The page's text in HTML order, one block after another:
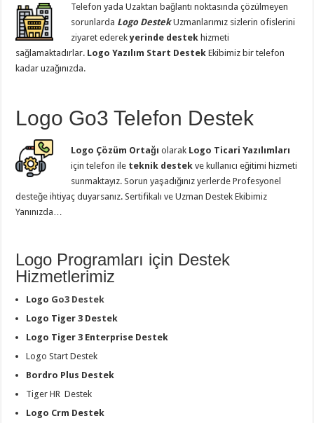
Telefon yada Uzaktan bağlantı noktasında çözülmeyen
sorunlarda Logo DestekUzmanlarımız sizlerin ofislerini
ziyaret ederekyerinde destek hizmeti
sağlamaktadırlar. Logo Yazılım Start Destek Ekibimiz bir telefon
kadar uzağınızda.
Logo Go3 Telefon Destek
Logo Çözüm Ortağı olarak Logo Ticari Yazılımları
için telefon ile teknik destek ve kullanıcı eğitimi hizmeti
sunmaktayız. Sorun yaşadığınız yerlerde Profesyonel
desteğe ihtiyaç duyarsanız. Sertifikalı ve Uzman Destek Ekibimiz
Yanınızda…
Logo Programları için Destek
Hizmetlerimiz
Logo Go3 Destek
Logo Tiger 3 Destek
Logo Tiger 3 Enterprise Destek
Logo Start Destek
Bordro Plus Destek
Tiger HR Destek
Logo Crm Destek